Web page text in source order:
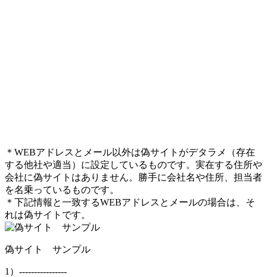
＊WEBアドレスとメール以外は偽サイトがデタラメ（存在
する他社や適当）に設定しているものです。実在する住所や
会社に偽サイトはありません。勝手に会社名や住所、担当者
を名乗っているものです。
＊下記情報と一致するWEBアドレスとメールの場合は、そ
れは偽サイトです。
偽サイト サンプル
1）----------------